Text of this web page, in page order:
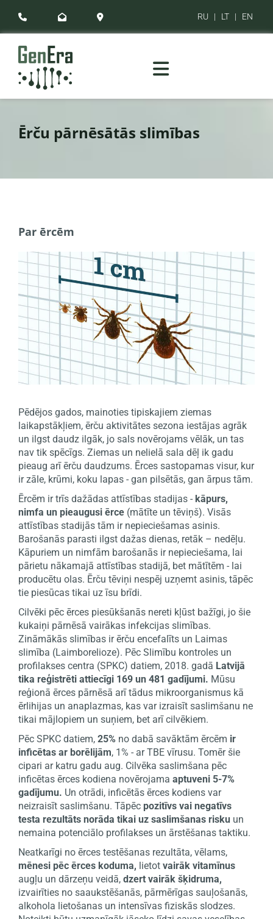
   RU | LT| EN
Ērču pārnēsātās slimības
Par ērcēm
Pēdējos gados, mainoties tipiskajiem ziemas
laikapstākļiem, ērču aktivitātes sezona iestājas agrāk
un ilgst daudz ilgāk, jo sals novērojams vēlāk, un tas
nav tik spēcīgs. Ziemas un nelielā sala dēļ ik gadu
pieaug arī ērču daudzums. Ērces sastopamas visur, kur
ir zāle, krūmi, koku lapas - gan pilsētās, gan ārpus tām.
Ērcēm ir trīs dažādas attīstības stadijas - kāpurs,
nimfa un pieaugusi ērce (mātīte un tēviņš). Visās
attīstības stadijās tām ir nepieciešamas asinis.
Barošanās parasti ilgst dažas dienas, retāk – nedēļu.
Kāpuriem un nimfām barošanās ir nepieciešama, lai
pārietu nākamajā attīstības stadijā, bet mātītēm - lai
producētu olas. Ērču tēviņi nespēj uzņemt asinis, tāpēc
tie piesūcas tikai uz īsu brīdi.
Cilvēki pēc ērces piesūkšanās nereti kļūst bažīgi, jo šie
kukaiņi pārnēsā vairākas infekcijas slimības.
Zināmākās slimības ir ērču encefalīts un Laimas
slimība (Laimborelioze). Pēc Slimību kontroles un
profilakses centra (SPKC) datiem, 2018. gadā Latvijā
tika reģistrēti attiecīgi 169 un 481 gadījumi. Mūsu
reģionā ērces pārnēsā arī tādus mikroorganismus kā
ērlihijas un anaplazmas, kas var izraisīt saslimšanu ne
tikai mājlopiem un suņiem, bet arī cilvēkiem.
Pēc SPKC datiem, 25% no dabā savāktām ērcēm ir
inficētas ar borēlijām, 1% - ar TBE vīrusu. Tomēr šie
cipari ar katru gadu aug. Cilvēka saslimšana pēc
inficētas ērces kodiena novērojama aptuveni 5-7%
gadījumu. Un otrādi, inficētās ērces kodiens var
neizraisīt saslimšanu. Tāpēc pozitīvs vai negatīvs
testa rezultāts norāda tikai uz saslimšanas risku un
nemaina potenciālo profilakses un ārstēšanas taktiku.
Neatkarīgi no ērces testēšanas rezultāta, vēlams,
mēnesi pēc ērces koduma, lietot vairāk vitamīnus
augļu un dārzeņu veidā, dzert vairāk šķidruma,
izvairīties no saaukstēšanās, pārmērīgas sauļošanās,
alkohola lietošanas un intensīvas fiziskās slodzes.